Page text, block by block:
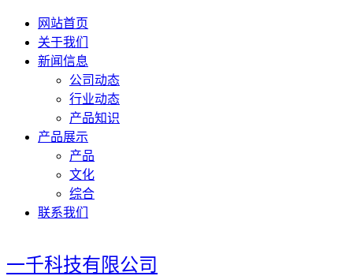
网站首页
关于我们
新闻信息
公司动态
行业动态
产品知识
产品展示
产品
文化
综合
联系我们
一千科技有限公司